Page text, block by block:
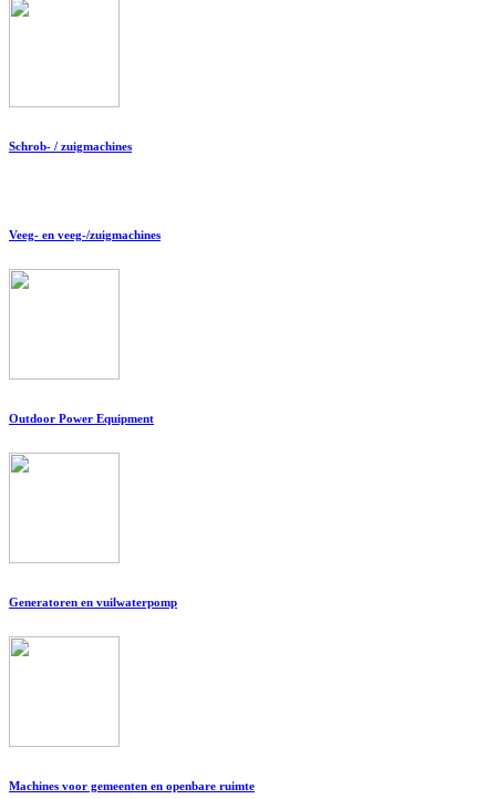
Schrob- / zuigmachines
Veeg- en veeg-/zuigmachines
Outdoor Power Equipment
Generatoren en vuilwaterpomp
Machines voor gemeenten en openbare ruimte